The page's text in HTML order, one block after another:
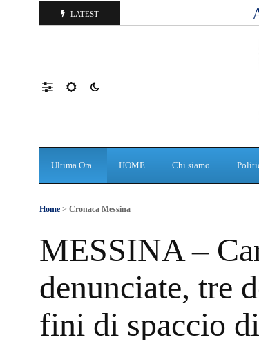
LATEST
Ultima Ora HOME Chi siamo
Home > Cronaca Messina
MESSINA –
denunciate, tre
fini di spaccio